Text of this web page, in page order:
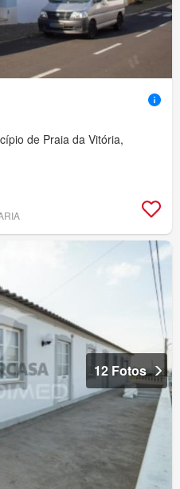
de Praia da Vitória,
12 Fotos